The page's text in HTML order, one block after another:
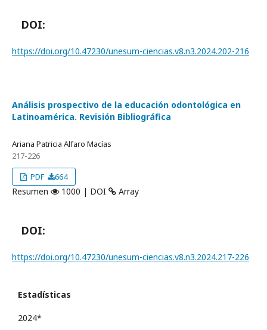
DOI:
https://doi.org/10.47230/unesum-ciencias.v8.n3.2024.202-216
Análisis prospectivo de la educación odontológica en
Latinoamérica. Revisión Bibliográfica
Ariana Patricia Alfaro Macías
217-226
PDF
664
Resumen 1000 | DOI Array
DOI:
https://doi.org/10.47230/unesum-ciencias.v8.n3.2024.217-226
Estadísticas
2024*